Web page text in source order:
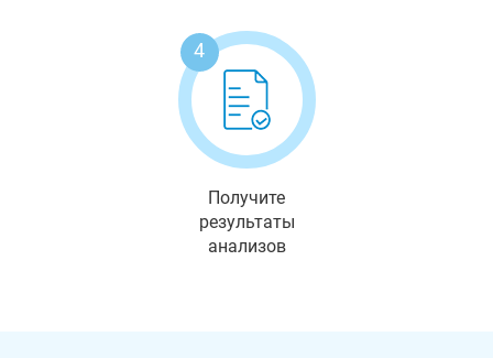
4
Получите
результаты
анализов